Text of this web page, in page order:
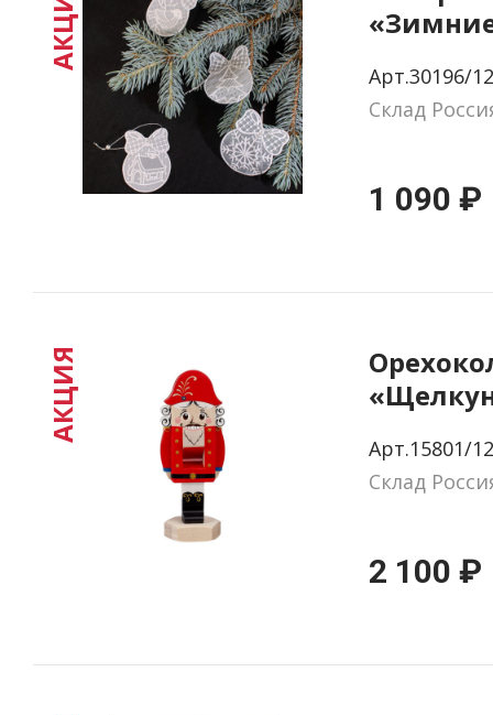
Арт.30196/12
Склад
1 090 ₽
АКЦИЯ
Арт.15801/12
Склад
2 100 ₽
АКЦИЯ